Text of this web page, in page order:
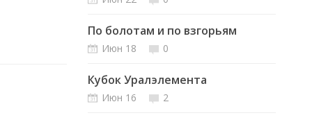
По болотам и по взгорьям
Июн 18 0
Кубок Уралэлемента
Июн 16 2